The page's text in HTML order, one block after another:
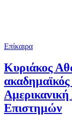
Επίκαιρα
Κυριάκος
Επιστημών